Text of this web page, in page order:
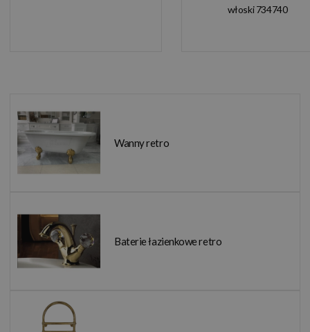
włoski 734740
Wanny retro
Baterie łazienkowe retro